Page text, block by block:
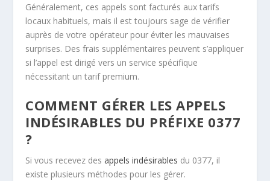
Généralement, ces appels sont facturés aux tarifs
locaux habituels, mais il est toujours sage de vérifier
auprès de votre opérateur pour éviter les mauvaises
surprises. Des frais supplémentaires peuvent s’appliquer
si l’appel est dirigé vers un service spécifique
nécessitant un tarif premium.
COMMENT GÉRER LES APPELS
INDÉSIRABLES DU PRÉFIXE 0377
?
Si vous recevez desappels indésirables du 0377, il
existe plusieurs méthodes pour les gérer.